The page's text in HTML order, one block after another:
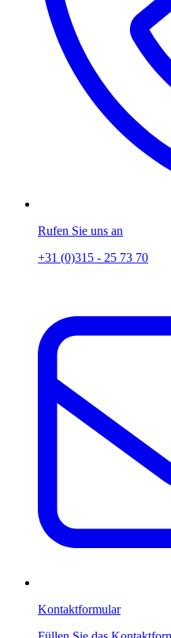
Rufen Sie uns an
+31 (0)315 - 25 73 70
Kontaktformular